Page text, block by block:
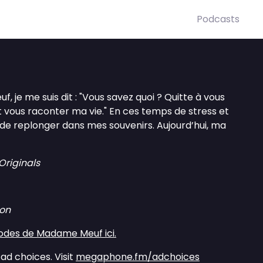
Podcasts
je me suis dit : "Vous savez quoi ? Quitte à vous
raconter ma vie." En ces temps de stress et
replonger dans mes souvenirs. Aujourd’hui, ma
de Madame Meuf ici.
choices. Visit megaphone.fm/adchoices